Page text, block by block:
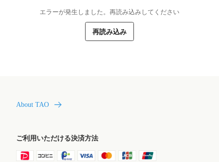
エラーが発生しました。再読み込みしてください
再読み込み
About TAO
ご利用いただける決済方法